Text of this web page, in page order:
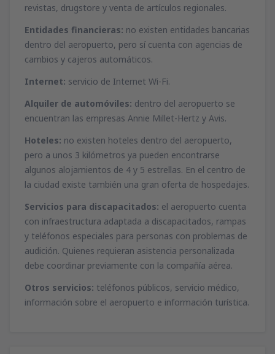
revistas, drugstore y venta de artículos regionales.
Entidades financieras: no existen entidades bancarias
dentro del aeropuerto, pero sí cuenta con agencias de
cambios y cajeros automáticos.
Internet: servicio de Internet Wi-Fi.
Alquiler de automóviles: dentro del aeropuerto se
encuentran las empresas Annie Millet-Hertz y Avis.
Hoteles: no existen hoteles dentro del aeropuerto,
pero a unos 3 kilómetros ya pueden encontrarse
algunos alojamientos de 4 y 5 estrellas. En el centro de
la ciudad existe también una gran oferta de hospedajes.
Servicios para discapacitados: el aeropuerto cuenta
con infraestructura adaptada a discapacitados, rampas
y teléfonos especiales para personas con problemas de
audición. Quienes requieran asistencia personalizada
debe coordinar previamente con la compañía aérea.
Otros servicios: teléfonos públicos, servicio médico,
información sobre el aeropuerto e información turística.